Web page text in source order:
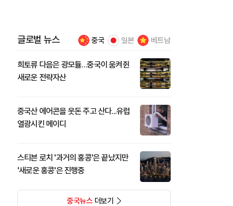
글로벌 뉴스 중국 일본 베트남
희토류 다음은 광모듈…중국이 움켜쥔
새로운 전략자산
중국산 에어콘을 웃돈 주고 산다...유럽
열광시킨 메이디
스티븐 로치 '과거의 홍콩'은 끝났지만
'새로운 홍콩'은 진행중
중국뉴스더보기